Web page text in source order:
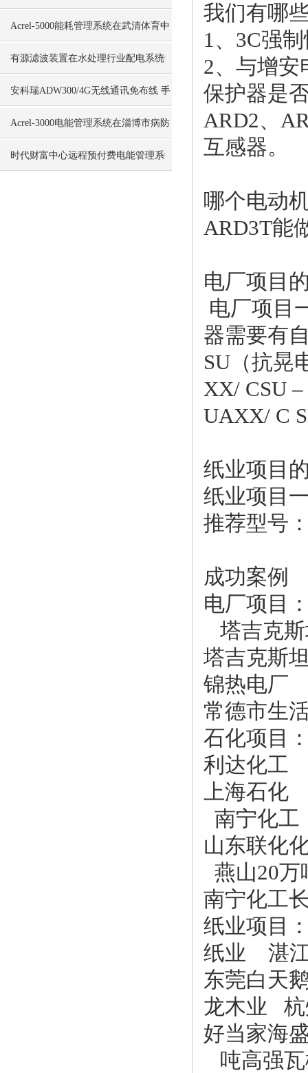
轨道交通项目应用
Acrel-5000能耗管理系统在武清体育中
心项目的应用
有源滤波装置在水处理行业配电系统
中的应用
安科瑞ADW300/4G无线通讯免布线 手
机电脑端看数据
Acrel-3000电能管理系统在淄博市病防
治院项目中的应用
时代财富中心远程预付费电能管理系
我们有哪
1、3C强
2、与增安
保护器是
ARD2、
互感器。
哪个电动
ARD3T能
电厂项目
电厂项目
器需要有
SU（抗晃
XX/ CSU
UAXX/ C
纸业项目
纸业项目
推荐型号
成功案例
电厂项目
塔吉克
塔吉克斯
锦热电厂
常德市生
石化项目
利达化工
上海石化
南宁化工
山东联化
燕山20万
南宁化工
纸业项目
纸业 湛
东莞白天
龙木业 杭
好当家海
吨高强